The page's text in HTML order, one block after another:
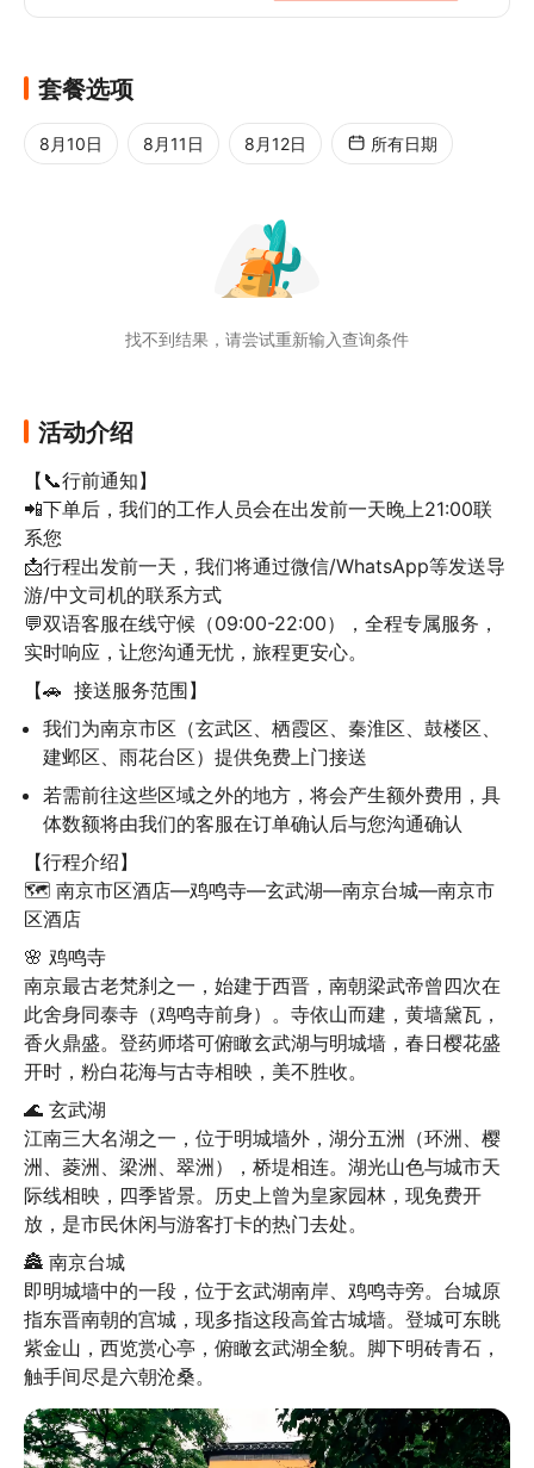
南京最古老梵刹之一，春日樱花盛开时粉白花
海与古寺相映。登药师塔可俯瞰玄武湖与明城
墙，祈福观景两相宜。
🌊玄武湖五洲湖光山色
堤相连。曾是皇家园林，现免费开放，四季皆
登城东眺紫金山，俯瞰玄武湖全景，脚下明砖
套餐选项
8月10日 8月11日 8月12日 所有日期
找不到结果，请尝试重新输入查询条件
活动介绍
【📞行前通知】
📲下单后，我们的工作人员会在出发前一天晚上21:00联
系您
📩行程出发前一天，我们将通过微信/WhatsApp等发送导
游/中文司机的联系方式
💬双语客服在线守候（09:00-22:00），全程专属服务，
实时响应，让您沟通无忧，旅程更安心。
【🚗  接送服务范围】
我们为南京市区（玄武区、栖霞区、秦淮区、鼓楼区、
建邺区、雨花台区）提供免费上门接送
若需前往这些区域之外的地方，将会产生额外费用，具
体数额将由我们的客服在订单确认后与您沟通确认
【行程介绍】
🗺️ 南京市区酒店—鸡鸣寺—玄武湖—南京台城—南京市
区酒店
🌸 鸡鸣寺
南京最古老梵刹之一，始建于西晋，南朝梁武帝曾四次在
此舍身同泰寺（鸡鸣寺前身）。寺依山而建，黄墙黛瓦，
香火鼎盛。登药师塔可俯瞰玄武湖与明城墙，春日樱花盛
开时，粉白花海与古寺相映，美不胜收。
🌊 玄武湖
江南三大名湖之一，位于明城墙外，湖分五洲（环洲、樱
洲、菱洲、梁洲、翠洲），桥堤相连。湖光山色与城市天
际线相映，四季皆景。历史上曾为皇家园林，现免费开
放，是市民休闲与游客打卡的热门去处。
🏯 南京台城
即明城墙中的一段，位于玄武湖南岸、鸡鸣寺旁。台城原
指东晋南朝的宫城，现多指这段高耸古城墙。登城可东眺
紫金山，西览赏心亭，俯瞰玄武湖全貌。脚下明砖青石，
触手间尽是六朝沧桑。